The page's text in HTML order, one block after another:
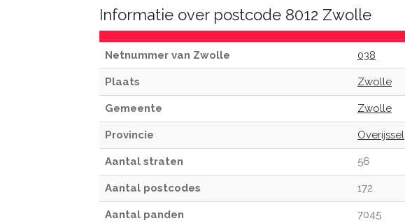
Informatie over postcode 8012 Zwolle
Netnummer van Zwolle 038
Plaats Zwolle
Gemeente Zwolle
Provincie Overijssel
Aantal straten 56
Aantal postcodes 172
Aantal panden 7045